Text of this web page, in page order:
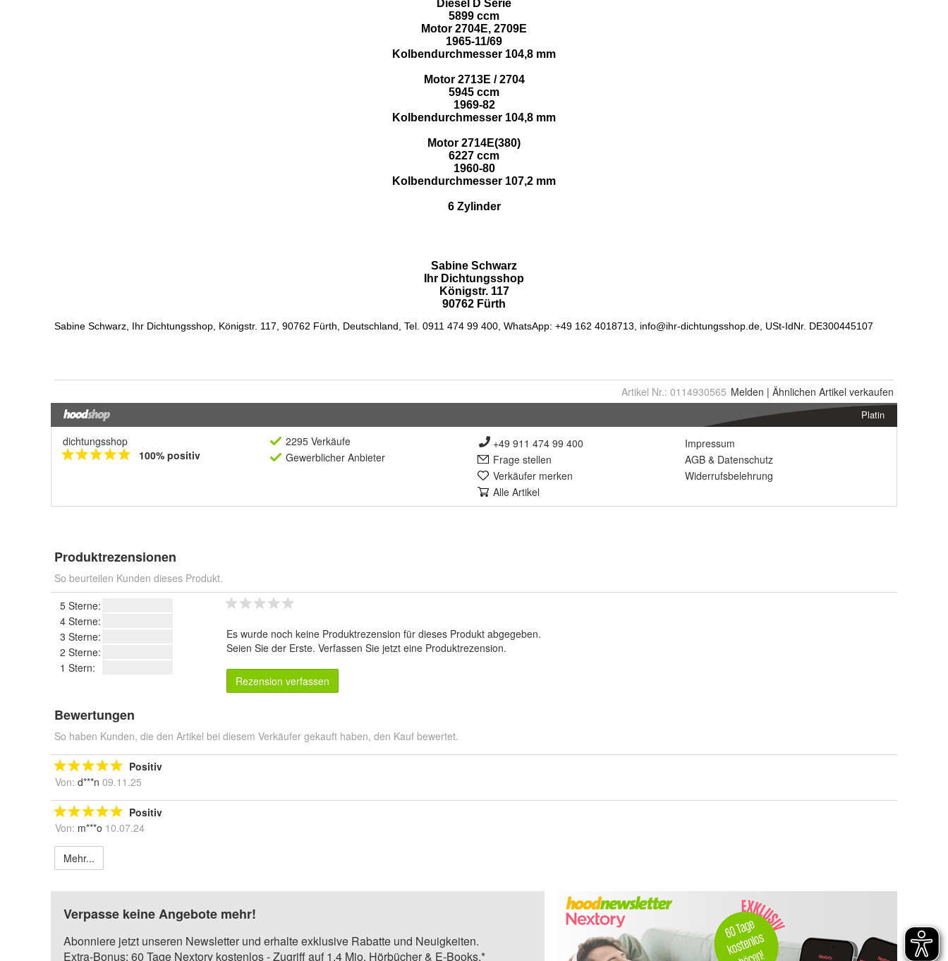
Artikel Nr.: 0114930565 Melden | Ähnlichen Artikel verkaufen
Platin
dichtungsshop
100% positiv
2295 Verkäufe
Gewerblicher Anbieter
+49 911 474 99 400
Frage stellen
Verkäufer merken
Alle Artikel
Impressum
AGB & Datenschutz
Widerrufsbelehrung
Produktrezensionen
So beurteilen Kunden dieses Produkt.
5 Sterne:
4 Sterne:
3 Sterne:
2 Sterne:
1 Stern:
Es wurde noch keine Produktrezension für dieses Produkt abgegeben.
Seien Sie der Erste. Verfassen Sie jetzt eine Produktrezension.
Rezension verfassen
Bewertungen
So haben Kunden, die den Artikel bei diesem Verkäufer gekauft haben, den Kauf bewertet.
Positiv
Von: d***n 09.11.25
Positiv
Von: m***o 10.07.24
Mehr...
Verpasse keine Angebote mehr!
Abonniere jetzt unseren Newsletter und erhalte exklusive Rabatte und Neuigkeiten.
Extra-Bonus: 60 Tage Nextory kostenlos - Zugriff auf 1,4 Mio. Hörbücher & E-Books.*